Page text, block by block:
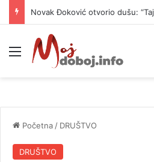
Novak Đoković otvorio dušu:
Meni
Početna / DRUŠTVO
DRUŠTVO